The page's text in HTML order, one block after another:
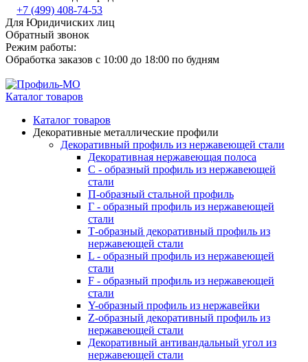
+7 (499) 408-74-53
Для Юридичиских лиц
Обратный звонок
Режим работы:
Обработка заказов с 10:00 до 18:00 по будням
Каталог товаров
Каталог товаров
Декоративные металлические профили
Декоративный профиль из нержавеющей стали
Декоративная нержавеющая полоса
С - образный профиль из нержавеющей
стали
П-образный стальной профиль
Г - образный профиль из нержавеющей
стали
Т-образный декоративный профиль из
нержавеющей стали
L - образный профиль из нержавеющей
стали
F - образный профиль из нержавеющей
стали
Y-образный профиль из нержавейки
Z-образный декоративный профиль из
нержавеющей стали
Декоративный антивандальный угол из
нержавеющей стали